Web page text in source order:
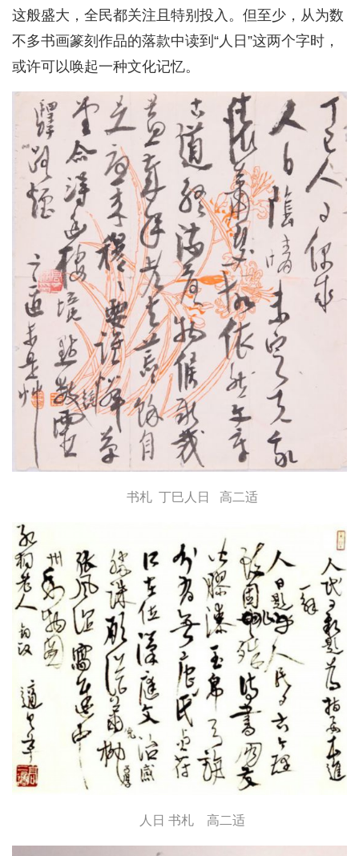
这般盛大，全民都关注且特别投入。但至少，从为数
不多书画篆刻作品的落款中读到“人日”这两个字时，
或许可以唤起一种文化记忆。
书札 丁巳人日 高二适
人日 书札 高二适